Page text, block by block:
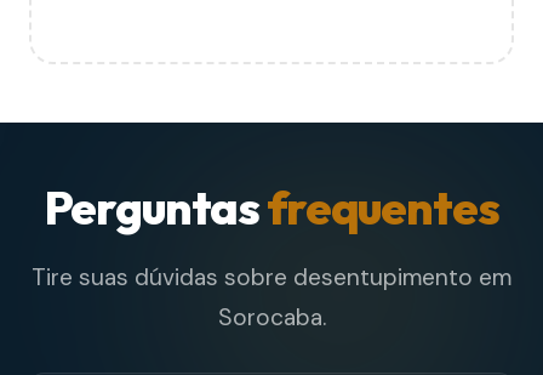
Perguntasfrequentes
Tire suas dúvidas sobre desentupimento em
Sorocaba.